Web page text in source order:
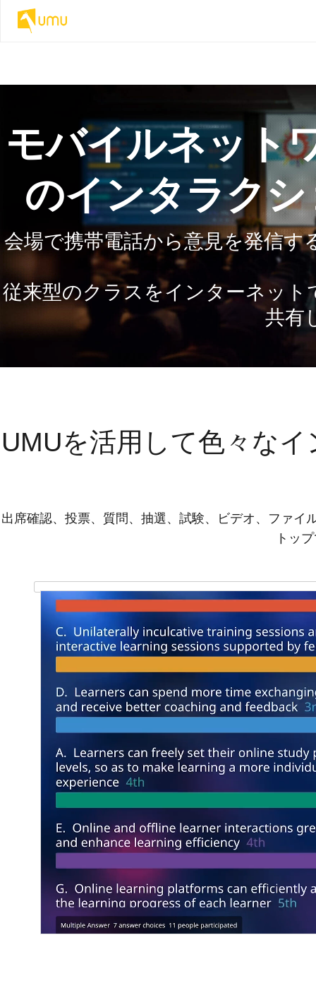
モバイルネット
のインタラク
会場で携帯電話から意見を発信
従来型のクラスをインターネッ
共有
UMUを活用して色々な
出席確認、投票、質問、抽選、試験、ビデオ、ファ
トッ